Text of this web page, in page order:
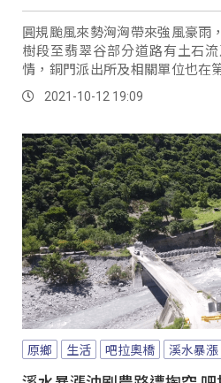
圓規颱風來勢洶洶帶來強風豪雨
樹段至翡翠谷部分道路有土石
情，銅門派出所及相關單位也在
前往災情路段處理，暫時排除障礙
2021-10-12 19:09
原鄉 生活 吧拉奧橋 溪水暴漲